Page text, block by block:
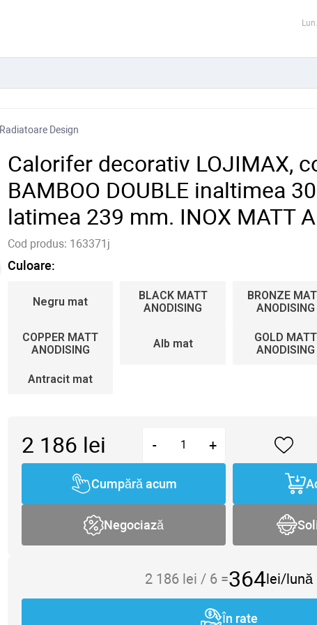
Radiatoare Design
Calorifer decorativ LOJIMAX,
BAMBOO DOUBLE inaltimea
latimea 239 mm. INOX MATT
Cod produs: 163371j
Culoare:
Negru mat
BLACK MATT
ANODISING
BRONZE
ANODISING
COPPER MATT
ANODISING
Alb mat
GOLD MATT
ANODISING
Antracit mat
2 186 lei - +
Cumpără acum
Negociază
2 186 lei / 6 =364lei/lună
În rate